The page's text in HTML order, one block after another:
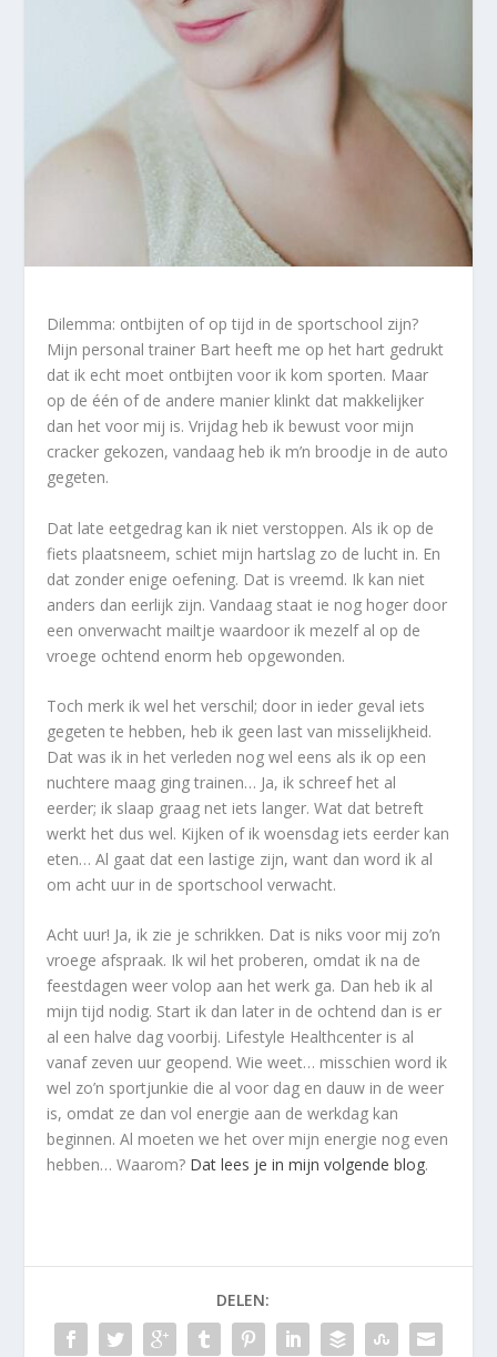
Dilemma: ontbijten of op tijd in de sportschool zijn?
Mijn personal trainer Bart heeft me op het hart gedrukt
dat ik echt moet ontbijten voor ik kom sporten. Maar
op de één of de andere manier klinkt dat makkelijker
dan het voor mij is. Vrijdag heb ik bewust voor mijn
cracker gekozen, vandaag heb ik m’n broodje in de auto
gegeten.
Dat late eetgedrag kan ik niet verstoppen. Als ik op de
fiets plaatsneem, schiet mijn hartslag zo de lucht in. En
dat zonder enige oefening. Dat is vreemd. Ik kan niet
anders dan eerlijk zijn. Vandaag staat ie nog hoger door
een onverwacht mailtje waardoor ik mezelf al op de
vroege ochtend enorm heb opgewonden.
Toch merk ik wel het verschil; door in ieder geval iets
gegeten te hebben, heb ik geen last van misselijkheid.
Dat was ik in het verleden nog wel eens als ik op een
nuchtere maag ging trainen… Ja, ik schreef het al
eerder; ik slaap graag net iets langer. Wat dat betreft
werkt het dus wel. Kijken of ik woensdag iets eerder kan
eten… Al gaat dat een lastige zijn, want dan word ik al
om acht uur in de sportschool verwacht.
Acht uur! Ja, ik zie je schrikken. Dat is niks voor mij zo’n
vroege afspraak. Ik wil het proberen, omdat ik na de
feestdagen weer volop aan het werk ga. Dan heb ik al
mijn tijd nodig. Start ik dan later in de ochtend dan is er
al een halve dag voorbij. Lifestyle Healthcenter is al
vanaf zeven uur geopend. Wie weet… misschien word ik
wel zo’n sportjunkie die al voor dag en dauw in de weer
is, omdat ze dan vol energie aan de werkdag kan
beginnen. Al moeten we het over mijn energie nog even
hebben… Waarom? Dat lees je in mijn volgende blog.
DELEN: